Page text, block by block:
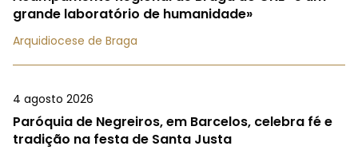
grande laboratório de humanidade»
Arquidiocese de Braga
4 agosto 2026
Paróquia de Negreiros, em Barcelos, celebra fé e
tradição na festa de Santa Justa